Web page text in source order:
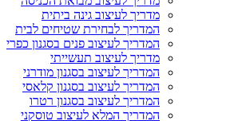
מדריך לעיצוב גינה ביתית
המדריך לבחירת שטיחים לבית
המדריך לעיצוב פנים בסגנון כפרי
מדריך לעיצוב תעשייתי
המדריך לעיצוב בסגנון מודרני
המדריך לעיצוב בסגנון קלאסי
המדריך לעיצוב בסגנון רטרו
המדריך המלא לעיצוב טוסקני